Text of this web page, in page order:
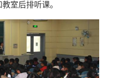
室后排听课。